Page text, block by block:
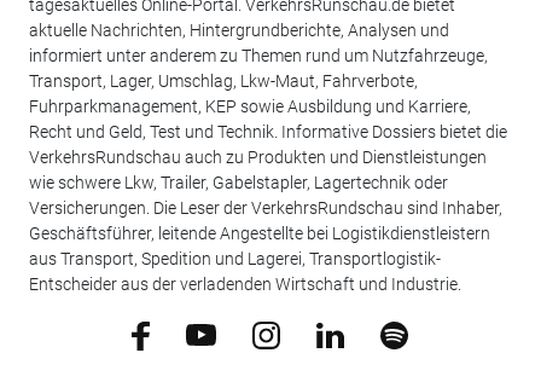
tagesaktuelles Online-Portal. VerkehrsRunschau.de bietet
aktuelle Nachrichten, Hintergrundberichte, Analysen und
informiert unter anderem zu Themen rund um Nutzfahrzeuge,
Transport, Lager, Umschlag, Lkw-Maut, Fahrverbote,
Fuhrparkmanagement, KEP sowie Ausbildung und Karriere,
Recht und Geld, Test und Technik. Informative Dossiers bietet die
VerkehrsRundschau auch zu Produkten und Dienstleistungen
wie schwere Lkw, Trailer, Gabelstapler, Lagertechnik oder
Versicherungen. Die Leser der VerkehrsRundschau sind Inhaber,
Geschäftsführer, leitende Angestellte bei Logistikdienstleistern
aus Transport, Spedition und Lagerei, Transportlogistik-
Entscheider aus der verladenden Wirtschaft und Industrie.